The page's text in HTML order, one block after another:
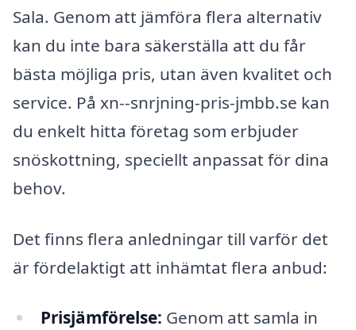
Sala. Genom att jämföra flera alternativ
kan du inte bara säkerställa att du får
bästa möjliga pris, utan även kvalitet och
service. På xn--snrjning-pris-jmbb.se kan
du enkelt hitta företag som erbjuder
snöskottning, speciellt anpassat för dina
behov.
Det finns flera anledningar till varför det
är fördelaktigt att inhämtat flera anbud:
Prisjämförelse: Genom att samla in